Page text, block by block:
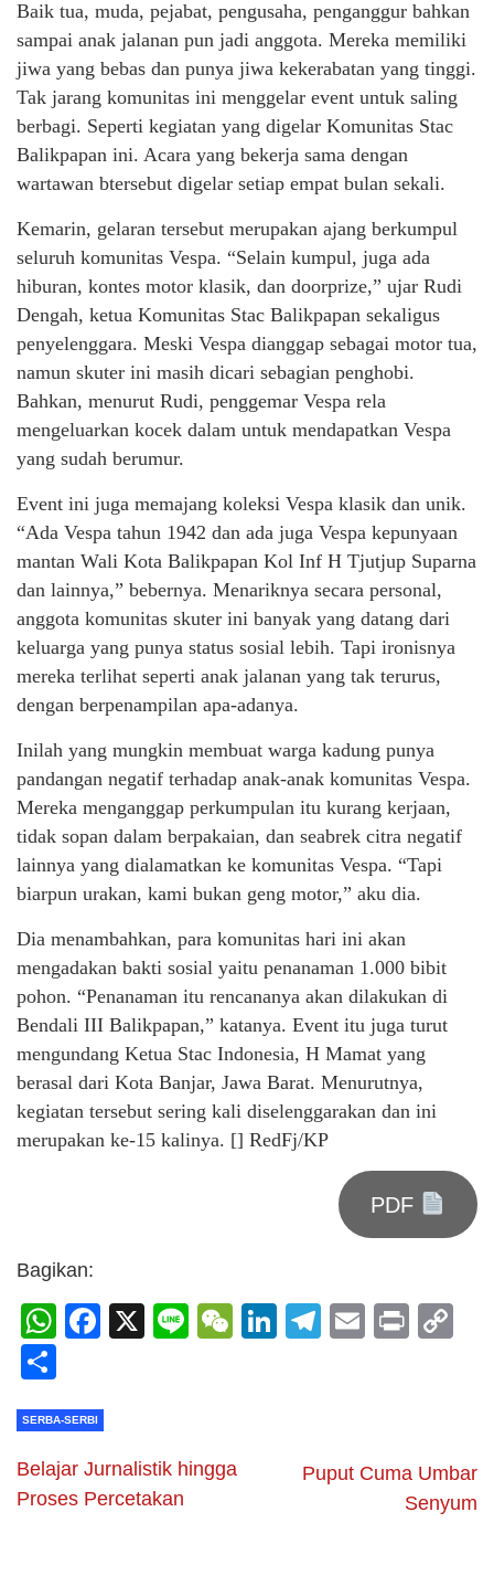
Baik tua, muda, pejabat, pengusaha, penganggur bahkan
sampai anak jalanan pun jadi anggota. Mereka memiliki
jiwa yang bebas dan punya jiwa kekerabatan yang tinggi.
Tak jarang komunitas ini menggelar event untuk saling
berbagi. Seperti kegiatan yang digelar Komunitas Stac
Balikpapan ini. Acara yang bekerja sama dengan
wartawan btersebut digelar setiap empat bulan sekali.
Kemarin, gelaran tersebut merupakan ajang berkumpul
seluruh komunitas Vespa. “Selain kumpul, juga ada
hiburan, kontes motor klasik, dan doorprize,” ujar Rudi
Dengah, ketua Komunitas Stac Balikpapan sekaligus
penyelenggara. Meski Vespa dianggap sebagai motor tua,
namun skuter ini masih dicari sebagian penghobi.
Bahkan, menurut Rudi, penggemar Vespa rela
mengeluarkan kocek dalam untuk mendapatkan Vespa
yang sudah berumur.
Event ini juga memajang koleksi Vespa klasik dan unik.
“Ada Vespa tahun 1942 dan ada juga Vespa kepunyaan
mantan Wali Kota Balikpapan Kol Inf H Tjutjup Suparna
dan lainnya,” bebernya. Menariknya secara personal,
anggota komunitas skuter ini banyak yang datang dari
keluarga yang punya status sosial lebih. Tapi ironisnya
mereka terlihat seperti anak jalanan yang tak terurus,
dengan berpenampilan apa-adanya.
Inilah yang mungkin membuat warga kadung punya
pandangan negatif terhadap anak-anak komunitas Vespa.
Mereka menganggap perkumpulan itu kurang kerjaan,
tidak sopan dalam berpakaian, dan seabrek citra negatif
lainnya yang dialamatkan ke komunitas Vespa. “Tapi
biarpun urakan, kami bukan geng motor,” aku dia.
Dia menambahkan, para komunitas hari ini akan
mengadakan bakti sosial yaitu penanaman 1.000 bibit
pohon. “Penanaman itu rencananya akan dilakukan di
Bendali III Balikpapan,” katanya. Event itu juga turut
mengundang Ketua Stac Indonesia, H Mamat yang
berasal dari Kota Banjar, Jawa Barat. Menurutnya,
kegiatan tersebut sering kali diselenggarakan dan ini
merupakan ke-15 kalinya. [] RedFj/KP
PDF
Bagikan:
WhatsApp
Facebook
X LineWeChat
LinkedIn
Telegram
Email
Print
SERBA-SERBI
Belajar Jurnalistik hingga
Proses Percetakan
Puput Cuma Umbar
Senyum